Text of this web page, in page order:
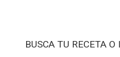
BUSCA TU RECETA O